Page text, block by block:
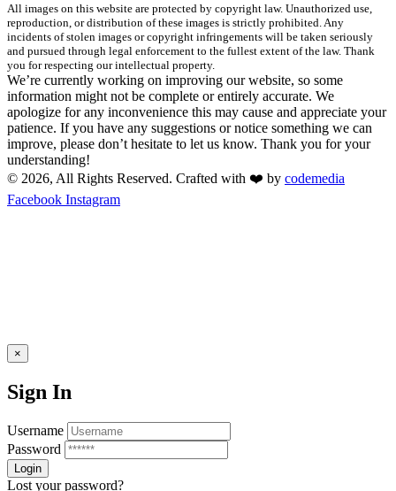
All images on this website are protected by copyright law. Unauthorized use,
reproduction, or distribution of these images is strictly prohibited. Any
incidents of stolen images or copyright infringements will be taken seriously
and pursued through legal enforcement to the fullest extent of the law. Thank
you for respecting our intellectual property.
We’re currently working on improving our website, so some
information might not be complete or entirely accurate. We
apologize for any inconvenience this may cause and appreciate your
patience. If you have any suggestions or notice something we can
improve, please don’t hesitate to let us know. Thank you for your
understanding!
© 2026, All Rights Reserved. Crafted with ❤️ by codemedia
Facebook Instagram
×
Sign In
Username
Password
Lost your password?